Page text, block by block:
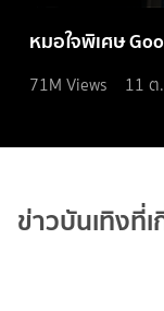
หมอใจพิเศษ
71M Views 11 ต
ข่าวบันเทิงที่